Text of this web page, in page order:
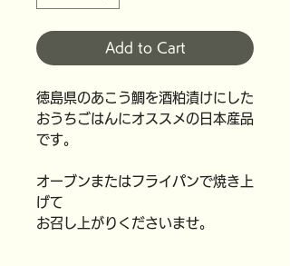
Add to Cart
徳島県のあこう鯛を酒粕漬けにした
おうちごはんにオススメの日本産品
です。
オーブンまたはフライパンで焼き上
げて
お召し上がりくださいませ。